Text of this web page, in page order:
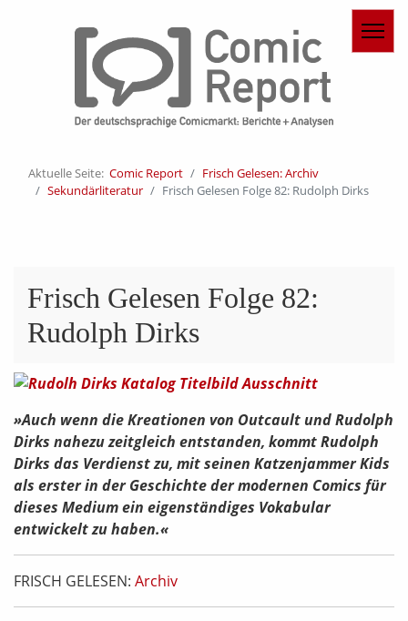
Aktuelle Seite: Comic Report
Frisch Gelesen: Archiv
Sekundärliteratur
Frisch Gelesen Folge 82: Rudolph Dirks
Frisch Gelesen Folge 82:
Rudolph Dirks
»Auch wenn die Kreationen von Outcault und Rudolph
Dirks nahezu zeitgleich entstanden, kommt Rudolph
Dirks das Verdienst zu, mit seinen Katzenjammer Kids
als erster in der Geschichte der modernen Comics für
dieses Medium ein eigenständiges Vokabular
entwickelt zu haben.«
FRISCH GELESEN: Archiv